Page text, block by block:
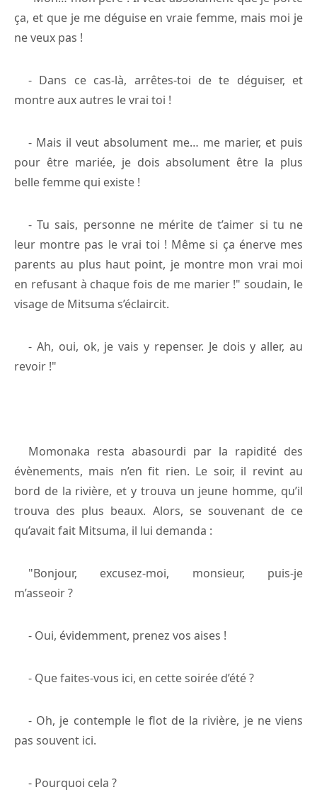
ça, et que je me déguise en vraie femme, mais moi je
ne veux pas !
- Dans ce cas-là, arrêtes-toi de te déguiser, et
montre aux autres le vrai toi !
- Mais il veut absolument me… me marier, et puis
pour être mariée, je dois absolument être la plus
belle femme qui existe !
- Tu sais, personne ne mérite de t’aimer si tu ne
leur montre pas le vrai toi ! Même si ça énerve mes
parents au plus haut point, je montre mon vrai moi
en refusant à chaque fois de me marier !" soudain, le
visage de Mitsuma s’éclaircit.
- Ah, oui, ok, je vais y repenser. Je dois y aller, au
revoir !"
Momonaka resta abasourdi par la rapidité des
évènements, mais n’en fit rien. Le soir, il revint au
bord de la rivière, et y trouva un jeune homme, qu’il
trouva des plus beaux. Alors, se souvenant de ce
qu’avait fait Mitsuma, il lui demanda :
"Bonjour, excusez-moi, monsieur, puis-je
m’asseoir ?
- Oui, évidemment, prenez vos aises !
- Que faites-vous ici, en cette soirée d’été ?
- Oh, je contemple le flot de la rivière, je ne viens
pas souvent ici.
- Pourquoi cela ?